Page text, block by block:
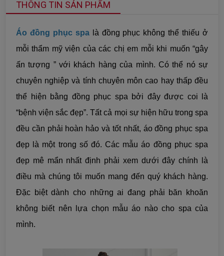
THÔNG TIN SẢN PHẨM
Áo đồng phục spalà đồng phục không thể thiếu ở
mỗi thẩm mỹ viện của các chị em mỗi khi muốn “gây
ấn tượng ” với khách hàng của mình. Có thể nó sự
chuyên nghiệp và tính chuyên môn cao hay thấp đều
thể hiện bằng đồng phục spa bởi đây được coi là
“bệnh viện sắc đẹp”. Tất cả mọi sự hiện hữu trong spa
đều cần phải hoàn hảo và tốt nhất, áo đồng phục spa
đẹp là một trong số đó. Các mẫu áo đồng phục spa
đẹp mê mẩn nhất định phải xem dưới đây chính là
điều mà chúng tôi muốn mang đến quý khách hàng.
Đặc biệt dành cho những ai đang phải băn khoăn
không biết nên lựa chọn mẫu áo nào cho spa của
mình.